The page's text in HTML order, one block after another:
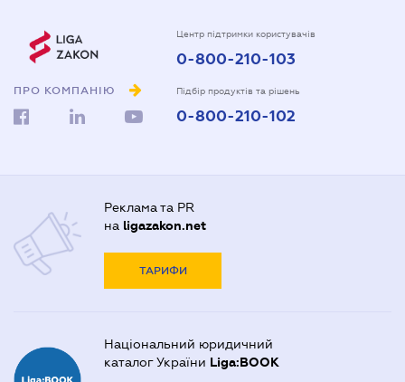
ПРО КОМПАНІЮ
Центр підтримки користувачів
0-800-210-103
Підбір продуктів та рішень
0-800-210-102
Реклама та PR
на ligazakon.net
ТАРИФИ
Національний юридичний
каталог України Liga:BOOK